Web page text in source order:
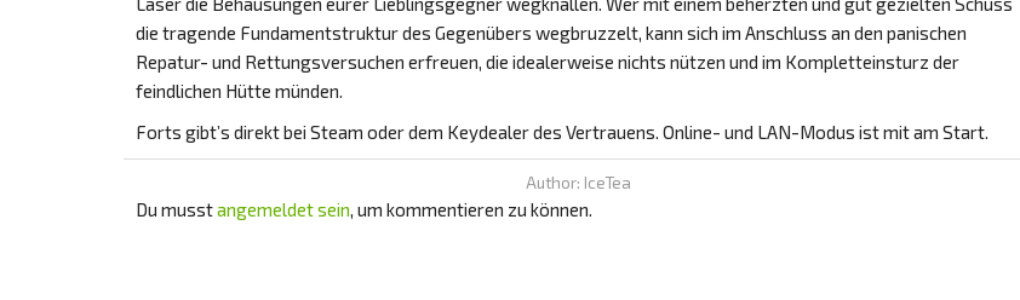
die tragende Fundamentstruktur des Gegenübers wegbruzzelt, kann sich im Anschluss an den panischen
Repatur- und Rettungsversuchen erfreuen, die idealerweise nichts nützen und im Kompletteinsturz der
feindlichen Hütte münden.
Forts gibt’s direkt bei Steam oder dem Keydealer des Vertrauens. Online- und LAN-Modus ist mit am Start.
Author: IceTea
Du musstangemeldet sein, um kommentieren zu können.